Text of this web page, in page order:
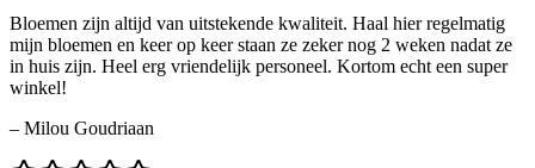
Bloemen zijn altijd van uitstekende kwaliteit. Haal hier regelmatig
mijn bloemen en keer op keer staan ze zeker nog 2 weken nadat ze
in huis zijn. Heel erg vriendelijk personeel. Kortom echt een super
winkel!
– Milou Goudriaan